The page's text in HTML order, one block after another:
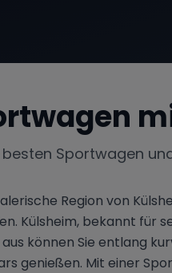
besten Sportwagen
Region von
Külsheim, bekannt
können Sie entlang
genießen. Mit einer